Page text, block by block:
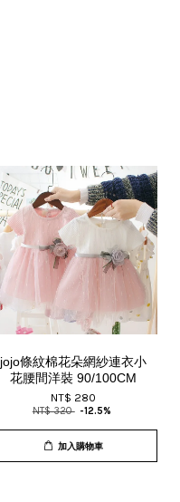
jojo條紋棉花朵網紗連衣小
花腰間洋裝 90/100CM
NT$ 280
NT$ 320 -12.5%
加入購物車